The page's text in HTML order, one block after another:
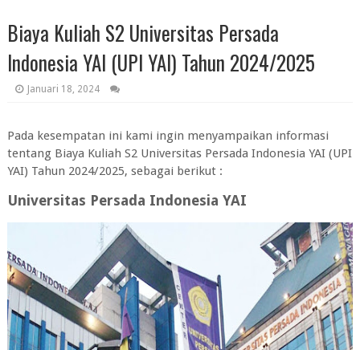
Biaya Kuliah S2 Universitas Persada
Indonesia YAI (UPI YAI) Tahun 2024/2025
Januari 18, 2024
Pada kesempatan ini kami ingin menyampaikan informasi
tentang Biaya Kuliah S2 Universitas Persada Indonesia YAI (UPI
YAI) Tahun 2024/2025, sebagai berikut :
Universitas Persada Indonesia YAI